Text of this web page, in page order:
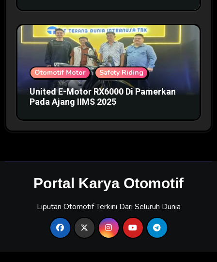
Otomotif Motor Safety Riding
United E-Motor RX6000 Di Pamerkan
Pada Ajang IIMS 2025
Portal Karya Otomotif
Liputan Otomotif Terkini Dari Seluruh Dunia